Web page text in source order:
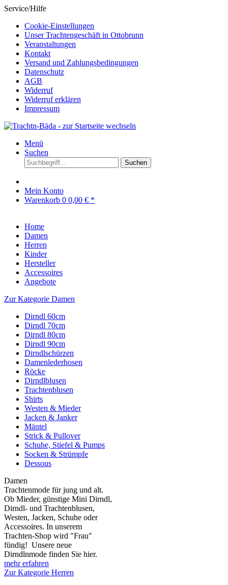
Service/Hilfe
Cookie-Einstellungen
Unser Trachtengeschäft in Ottobrunn
Veranstaltungen
Kontakt
Versand und Zahlungsbedingungen
Datenschutz
AGB
Widerruf
Widerruf erklären
Impressum
Menü
Suchen
Suchen
Mein Konto
Warenkorb 0 0,00 € *
Home
Damen
Herren
Kinder
Hersteller
Accessoires
Angebote
Zur Kategorie Damen
Dirndl 60cm
Dirndl 70cm
Dirndl 80cm
Dirndl 90cm
Dirndlschürzen
Damenlederhosen
Röcke
Dirndlblusen
Trachtenblusen
Shirts
Westen & Mieder
Jacken & Janker
Mäntel
Strick & Pullover
Schuhe, Stiefel & Pumps
Socken & Strümpfe
Dessous
Damen
Trachtenmode für jung und alt.
Ob Mieder, günstige Mini Dirndl,
Dirndl- und Trachtenblusen,
Westen, Jacken, Schuhe oder
Accessoires. In unserem
Trachten-Shop wird "Frau"
fündig! Unsere neue
Dirndlnmode finden Sie hier.
mehr erfahren
Zur Kategorie Herren